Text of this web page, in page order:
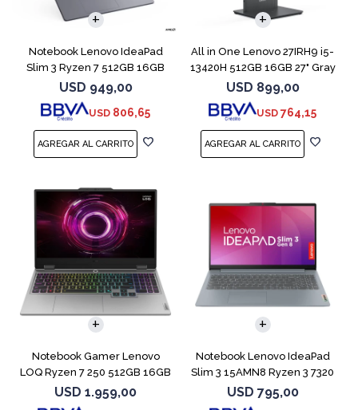
Notebook Lenovo IdeaPad
Slim 3 Ryzen 7 512GB 16GB
15.3 Touch
USD 949,00
USD 806,65
All in One Lenovo 27IRH9 i5-
13420H 512GB 16GB 27" Gray
USD 899,00
USD 764,15
Notebook Gamer Lenovo
LOQ Ryzen 7 250 512GB 16GB
RTX 5060
USD 1.959,00
COMPARAR
Notebook Lenovo IdeaPad
Slim 3 15AMN8 Ryzen 3 7320
512GB 8GB
USD 795,00